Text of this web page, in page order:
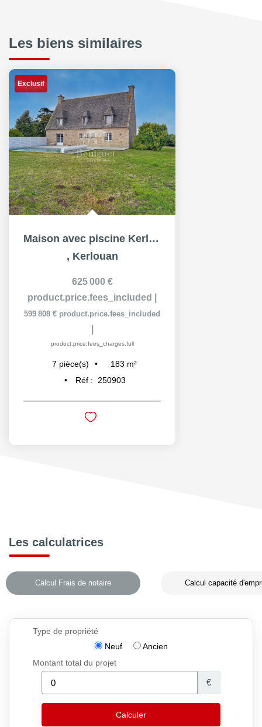
Les biens similaires
Exclusif
Maison avec piscine Kerlouan 7 pièce(s) 185 m2
, Kerlouan
625 000 €
product.price.fees_included
599 808 € product.price.fees_included
product.price.fees_charges.full
7 pièce(s) 183 m²
Réf :
250903
Les calculatrices
Calcul Frais de notaire Calcul capacité